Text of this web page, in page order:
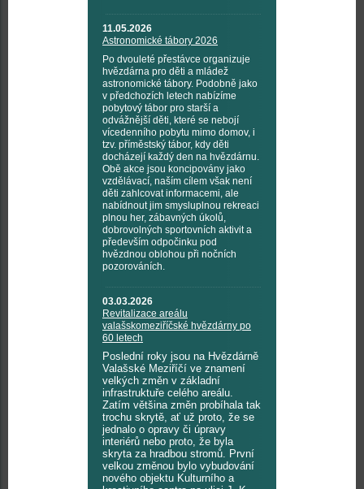
11.05.2026
Astronomické tábory 2026
Po dvouleté přestávce organizuje
hvězdárna pro děti a mládež
astronomické tábory. Podobně jako
v předchozích letech nabízíme
pobytový tábor pro starší a
odvážnější děti, které se nebojí
vícedenního pobytu mimo domov, i
tzv. příměstský tábor, kdy děti
docházejí každý den na hvězdárnu.
Obě akce jsou koncipovány jako
vzdělávací, naším cílem však není
děti zahlcovat informacemi, ale
nabídnout jim smysluplnou rekreaci
plnou her, zábavných úkolů,
dobrovolných sportovních aktivit a
především odpočinku pod
hvězdnou oblohou při nočních
pozorováních.
03.03.2026
Revitalizace areálu
valašskomeziříčské hvězdárny po
60 letech
Poslední roky jsou na Hvězdárně
Valašské Meziříčí ve znamení
velkých změn v základní
infrastruktuře celého areálu.
Zatím většina změn probíhala tak
trochu skrytě, ať už proto, že se
jednalo o opravy či úpravy
interiérů nebo proto, že byla
skryta za hradbou stromů. První
velkou změnou bylo vybudování
nového objektu Kulturního a